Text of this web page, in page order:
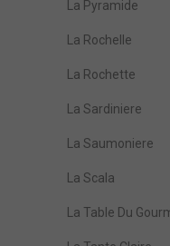
La Pyramide
La Rochelle
La Rochette
La Sardiniere
La Saumoniere
La Scala
La Table Du